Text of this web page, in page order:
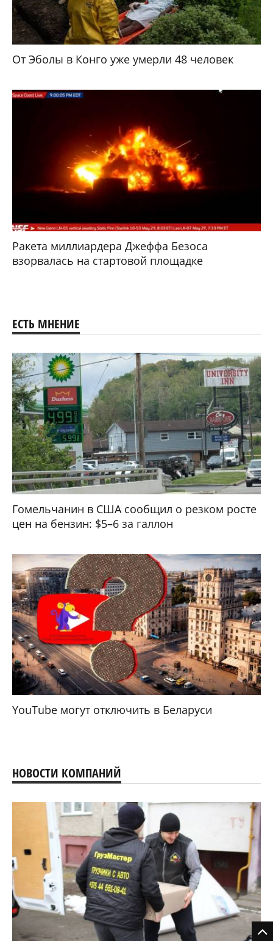
От Эболы в Конго уже умерли 48 человек
Ракета миллиардера Джеффа Безоса
взорвалась на стартовой площадке
ЕСТЬ МНЕНИЕ
Гомельчанин в США сообщил о резком росте
цен на бензин: $5–6 за галлон
YouTube могут отключить в Беларуси
НОВОСТИ КОМПАНИЙ